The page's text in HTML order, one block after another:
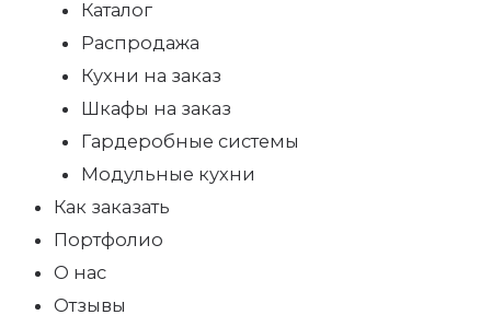
Каталог
Распродажа
Кухни на заказ
Шкафы на заказ
Гардеробные системы
Модульные кухни
Как заказать
Портфолио
О нас
Отзывы